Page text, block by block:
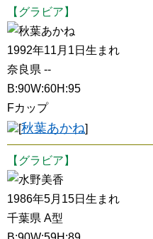
【グラビア】
秋葉あかね
1992年11月1日生まれ
奈良県 --
B:90W:60H:95
Fカップ
[秋葉あかね]
【グラビア】
水野美香
1986年5月15日生まれ
千葉県 A型